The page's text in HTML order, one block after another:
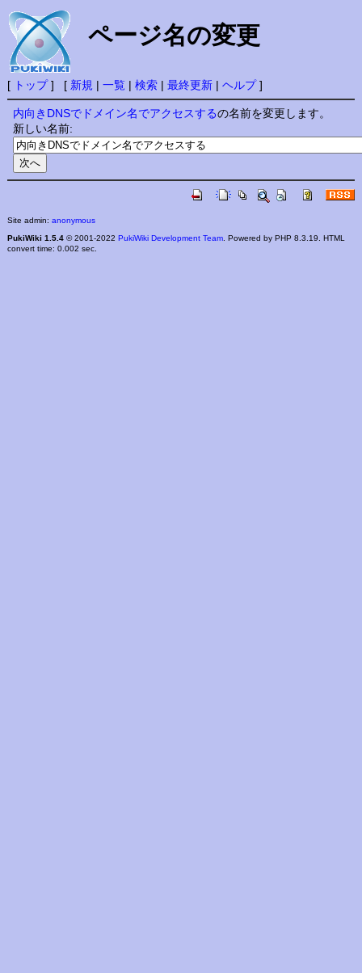
ページ名の変更
[ トップ] [ 新規 | 一覧| 検索| 最終更新| ヘルプ]
内向きDNSでドメイン名でアクセスするの名前を変更します。
新しい名前:
Site admin: anonymous
PukiWiki 1.5.4© 2001-2022 PukiWiki Development Team. Powered by PHP 8.3.19. HTML
convert time: 0.002 sec.